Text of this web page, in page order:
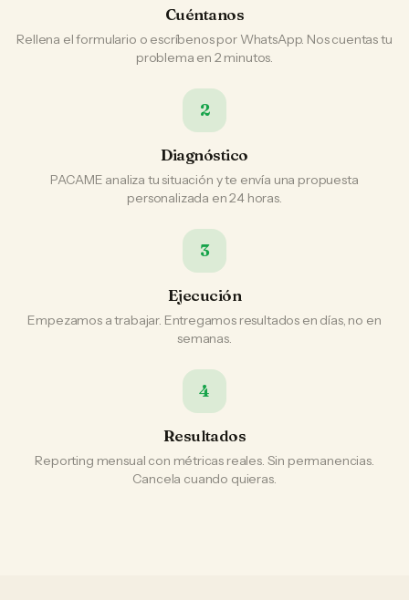
Cuéntanos
Rellena el formulario o escríbenos por WhatsApp. Nos cuentas tu
problema en 2 minutos.
2
Diagnóstico
PACAME analiza tu situación y te envía una propuesta
personalizada en 24 horas.
3
Ejecución
Empezamos a trabajar. Entregamos resultados en días, no en
semanas.
4
Resultados
Reporting mensual con métricas reales. Sin permanencias.
Cancela cuando quieras.